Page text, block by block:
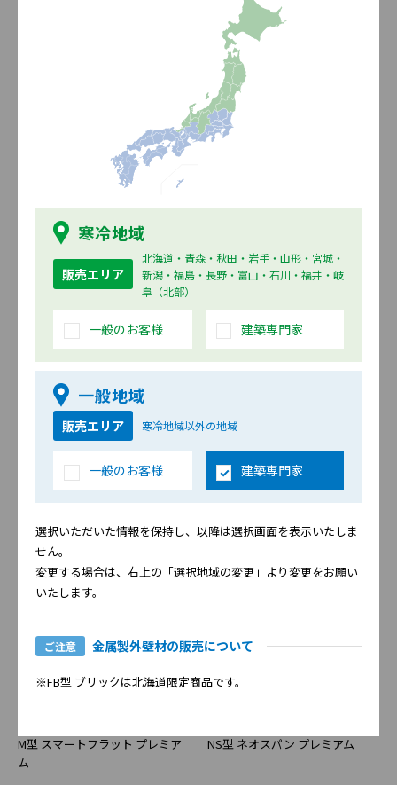
寒冷地域
販売エリア
北海道・青森・秋田・岩手・山形・宮城・
新潟・福島・長野・富山・石川・福井・岐
阜（北部）
一般のお客様 建築専門家
一般地域
販売エリア 寒冷地域以外の地域
一般のお客様 建築専門家
選択いただいた情報を保持し、以降は選択画面を表示いたしま
せん。
変更する場合は、右上の「選択地域の変更」より変更をお願い
いたします。
ご注意 金属製外壁材の販売について
※FB型 ブリックは北海道限定商品です。
時を経た金属独特の風合いが、金属素材の新たな可能性を拡げる
M型 スマートフラット 侘寂
（WABISABI）
生産一時休止
18mm 厚
金属の質感を活かしたライン柄や素材感を表現した柄で、表面材
に「フッ素塗装高耐食GLめっき鋼板」を採用。
フッ素塗装鋼板の特性である紫外線による色あせに強く、優れた
意匠と耐候性を兼ね備えた外壁材です。
M型 スマートフラット プレミア
ム
NS型 ネオスパン プレミアム